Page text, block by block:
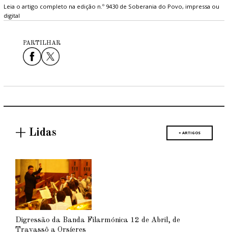
Leia o artigo completo na edição n.º 9430 de Soberania do Povo, impressa ou
digital
PARTILHAR
+ Lidas + ARTIGOS
Digressão da Banda Filarmónica 12 de Abril, de
Travassô a Orsíeres